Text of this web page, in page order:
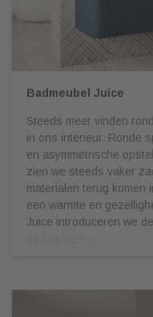
Badmeubel Juice
Steeds meer vinden
in ons interieur. Ronde
en asymmetrische
zien we steeds vaker
materialen terug komen
een warmte en
Juice introduceren we